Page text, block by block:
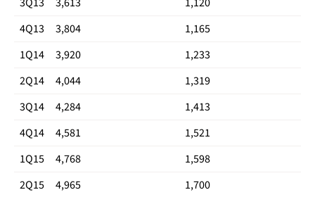
1Q18
4,621
2Q18
4,694
3Q18
4,761
4Q18
4,883
4Q13
3,804
1,165
1Q14
3,920
1,233
2Q14
4,044
1,319
3Q14
4,284
1,413
4Q14
4,581
1,521
1Q15
4,768
1,598
2Q15
4,965
1,700